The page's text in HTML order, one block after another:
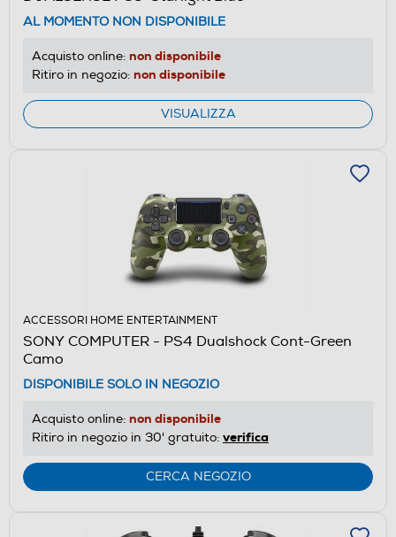
AL MOMENTO NON DISPONIBILE
Acquisto online: non disponibile
Ritiro in negozio: non disponibile
VISUALIZZA
ACCESSORI HOME ENTERTAINMENT
SONY COMPUTER - PS4 Dualshock Cont-Green
Camo
DISPONIBILE SOLO IN NEGOZIO
Acquisto online: non disponibile
Ritiro in negozio in 30' gratuito: verifica
CERCA NEGOZIO